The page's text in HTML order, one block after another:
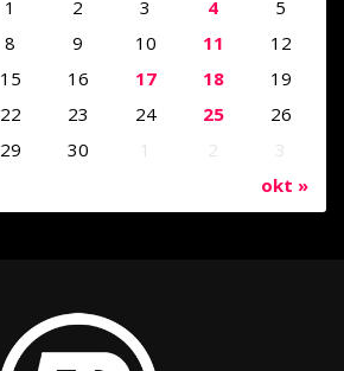
okt »
1 2 3 4
5
8 9 10 11
12
15 16 17 18
19
22 23 24 25
26
29 30 1 2 3